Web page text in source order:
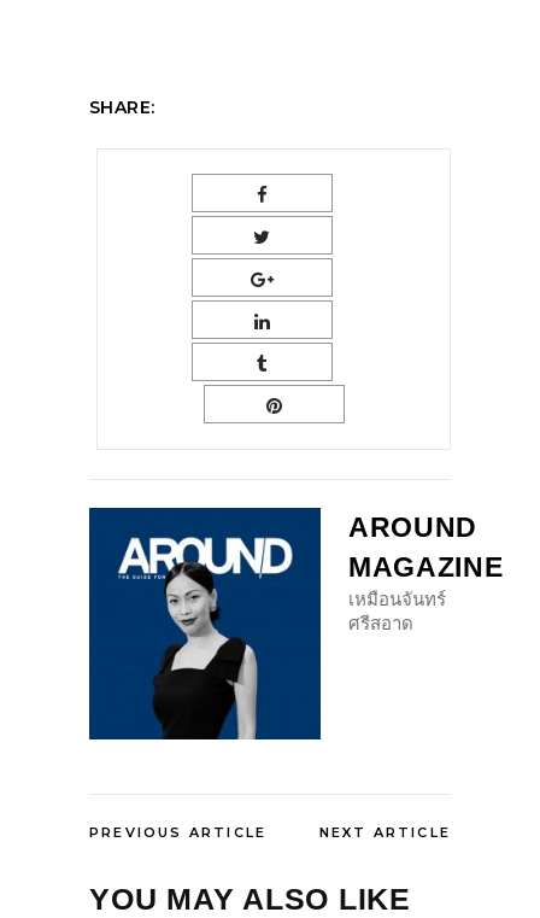
SHARE:
AROUND
MAGAZINE
เหมือนจันทร์
ศรีสอาด
PREVIOUS ARTICLE NEXT ARTICLE
YOU MAY ALSO LIKE